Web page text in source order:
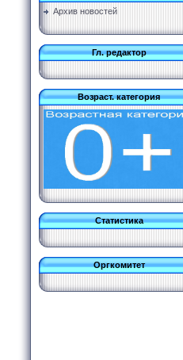
Архив новостей
Гл. редактор
Возраст. категория
Статистика
Оргкомитет